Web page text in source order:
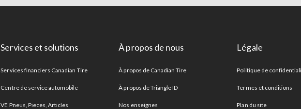
Services et solutions
Services financiers Canadian Tire
Centre de service automobile
VE Pneus, Pieces, Articles
À propos de nous
À propos de Canadian Tire
À propos de Triangle ID
Nos enseignes
Légale
Politique de
Termes et conditions
Plan du site